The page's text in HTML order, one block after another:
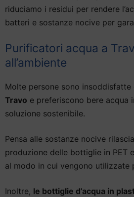
riduciamo i residui per rendere
batteri e sostanze nocive per
Purificatori acqua a
all’ambiente
Molte persone sono insoddisfatte
Travo e preferiscono bere acqua
soluzione sostenibile.
Pensa alle sostanze nocive
produzione delle bottiglie in PET
al modo in cui vengono utilizzate
Inoltre, le bottiglie d’acqua in